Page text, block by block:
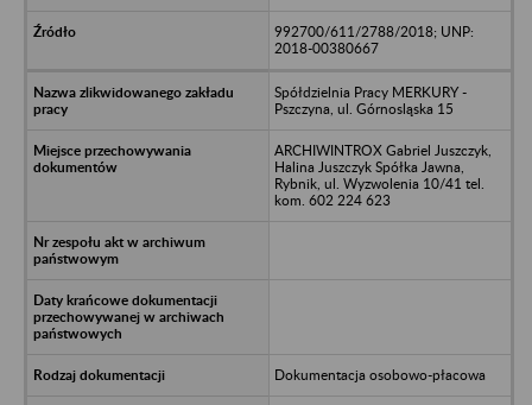
992700/611/2788/2018; UNP:
2018-00380667
Spółdzielnia Pracy MERKURY -
Pszczyna, ul. Górnosląska 15
ARCHIWINTROX Gabriel Juszczyk,
Halina Juszczyk Spółka Jawna,
Rybnik, ul. Wyzwolenia 10/41 tel.
kom. 602 224 623
Dokumentacja osobowo-płacowa